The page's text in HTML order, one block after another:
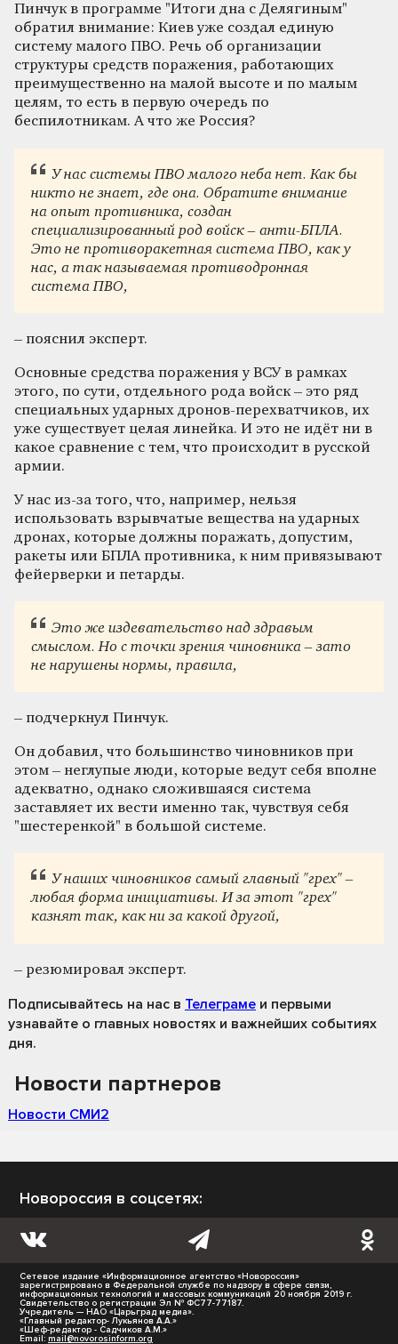
Пинчук в программе "Итоги дна с Делягиным"
обратил внимание: Киев уже создал единую
систему малого ПВО. Речь об организации
структуры средств поражения, работающих
преимущественно на малой высоте и по малым
целям, то есть в первую очередь по
беспилотникам. А что же Россия?
Унас системы ПВО малого неба нет. Как бы
никто не знает, где она. Обратите внимание
на опыт противника, создан
специализированный род войск – анти-БПЛА.
Это не противоракетная система ПВО, как у
нас, а так называемая противодронная
система ПВО,
– пояснил эксперт.
Основные средства поражения у ВСУ в рамках
этого, по сути, отдельного рода войск – это ряд
специальных ударных дронов-перехватчиков, их
уже существует целая линейка. И это не идёт ни в
какое сравнение с тем, что происходит в русской
армии.
У нас из-за того, что, например, нельзя
использовать взрывчатые вещества на ударных
дронах, которые должны поражать, допустим,
ракеты или БПЛА противника, к ним привязывают
фейерверки и петарды.
Это же издевательство над здравым
смыслом. Но с точки зрения чиновника – зато
не нарушены нормы, правила,
– подчеркнул Пинчук.
Он добавил, что большинство чиновников при
этом – неглупые люди, которые ведут себя вполне
адекватно, однако сложившаяся система
заставляет их вести именно так, чувствуя себя
"шестеренкой" в большой системе.
У наших чиновников самый главный "грех" –
любая форма инициативы. И за этот "грех"
казнят так, как ни за какой другой,
– резюмировал эксперт.
Подписывайтесь на нас в Телеграме и первыми
узнавайте о главных новостях и важнейших событиях
дня.
Новости партнеров
Новости СМИ2
Новороссия в соцсетях:
Сетевое издание «Информационное агентство «Новороссия»
зарегистрировано в Федеральной службе по надзору в сфере связи,
информационных технологий и массовых коммуникаций 20 ноября 2019 г.
Свидетельство о регистрации Эл № ФС77-77187.
Учредитель — НАО «Царьград медиа».
«Главный редактор- Лукьянов А.А.»
«Шеф-редактор - Садчиков А.М.»
Email: mail@novorosinform.org